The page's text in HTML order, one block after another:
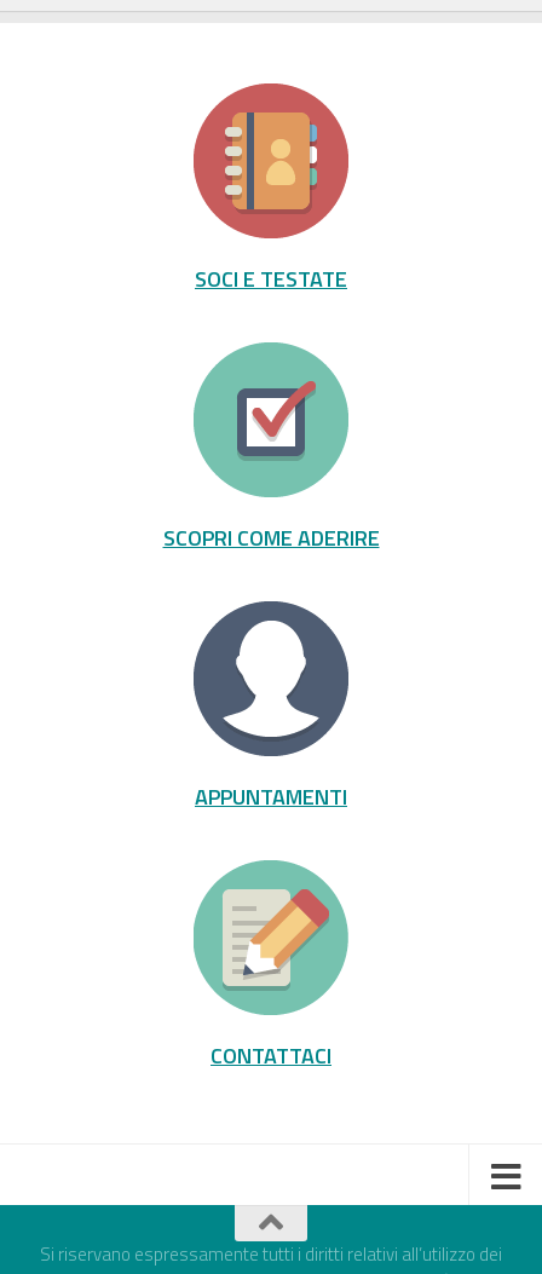
SOCI E TESTATE
SCOPRI COME ADERIRE
APPUNTAMENTI
CONTATTACI
Si riservano espressamente tutti i diritti relativi all’utilizzo dei